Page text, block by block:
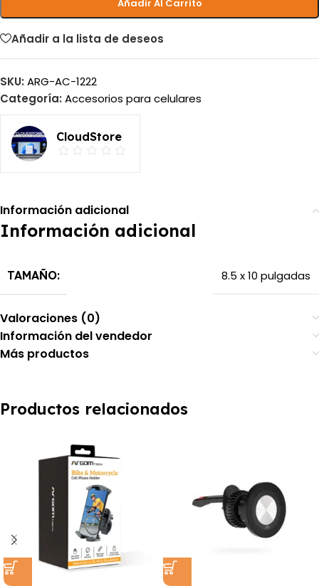
Añadir Al Carrito
Añadir a la lista de deseos
SKU: ARG-AC-1222
Categoría: Accesorios para celulares
CloudStore
Información adicional
Información adicional
TAMAÑO: 8.5 x 10 pulgadas
Valoraciones (0)
Información del vendedor
Más productos
Productos relacionados